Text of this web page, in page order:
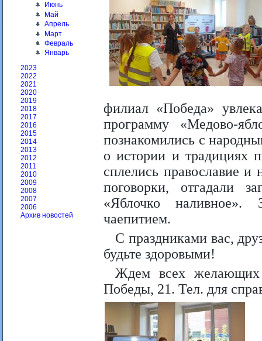
Июнь
Май
Апрель
Март
Февраль
Январь
2023
2022
2021
2020
2019
2018
2017
2016
2015
2014
2013
2012
2011
2010
2009
2008
2007
2006
Архив новостей
филиал «Победа»
программу «Медово-
познакомились с
о истории и традициях
сплелись православие
поговорки, отгадали
«Яблочко наливное».
чаепитием.
С праздниками вас,
будьте здоровыми!
Ждем всех желающих
Победы, 21. Тел. для